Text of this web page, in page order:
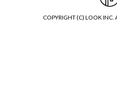
COPYRIGHT (C) LOOK INC.